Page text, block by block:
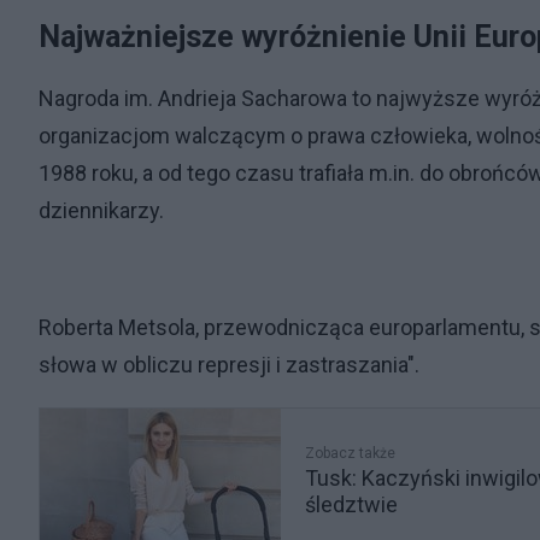
Najważniejsze wyróżnienie Unii
Nagroda im. Andrieja Sacharowa to najwyższe
organizacjom walczącym o prawa człowieka,
1988 roku, a od tego czasu trafiała m.in. do
dziennikarzy.
Roberta Metsola, przewodnicząca
słowa w obliczu represji i zastraszania".
Zobacz także
Tusk: Kaczyński
śledztwie